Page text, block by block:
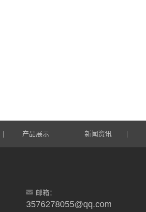
产品展示 新闻资讯
邮箱：
3576278055@qq.com